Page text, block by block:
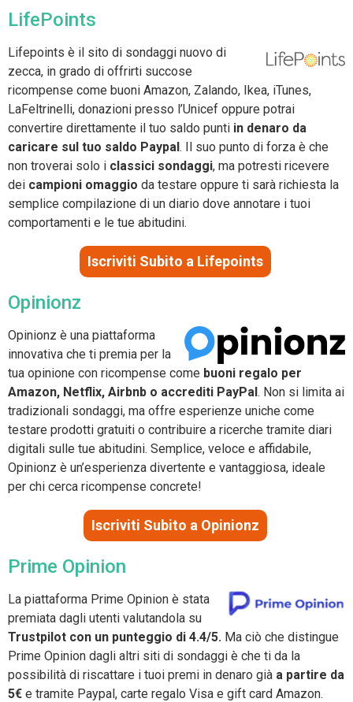
LifePoints
Lifepoints è il sito di sondaggi nuovo di
zecca, in grado di offrirti succose
ricompense come buoni Amazon, Zalando, Ikea, iTunes,
LaFeltrinelli, donazioni presso l’Unicef oppure potrai
convertire direttamente il tuo saldo punti in denaro da
caricare sul tuo saldo Paypal. Il suo punto di forza è che
non troverai solo i classici sondaggi, ma potresti ricevere
dei campioni omaggio da testare oppure ti sarà richiesta la
semplice compilazione di un diario dove annotare i tuoi
comportamenti e le tue abitudini.
Iscriviti Subito a Lifepoints
Opinionz
Opinionz è una piattaforma
innovativa che ti premia per la
tua opinione con ricompense come buoni regalo per
Amazon, Netflix, Airbnb o accrediti PayPal. Non si limita ai
tradizionali sondaggi, ma offre esperienze uniche come
testare prodotti gratuiti o contribuire a ricerche tramite diari
digitali sulle tue abitudini. Semplice, veloce e affidabile,
Opinionz è un’esperienza divertente e vantaggiosa, ideale
per chi cerca ricompense concrete!
Iscriviti Subito a Opinionz
Prime Opinion
La piattaforma Prime Opinion è stata
premiata dagli utenti valutandola su
Trustpilot con un punteggio di 4.4/5. Ma ciò che distingue
Prime Opinion dagli altri siti di sondaggi è che ti da la
possibilità di riscattare i tuoi premi in denaro già a partire da
5€ e tramite Paypal, carte regalo Visa e gift card Amazon.